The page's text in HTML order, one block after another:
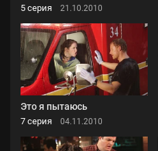
5 серия 21.10.2010
Это я пытаюсь
7 серия 04.11.2010